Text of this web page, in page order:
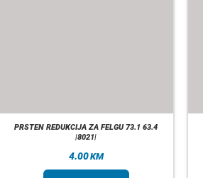
PRSTEN REDUKCIJA ZA FELGU 73.1 63.4
|8021|
4.00KM